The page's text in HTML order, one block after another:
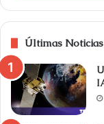
Últimas Noticias